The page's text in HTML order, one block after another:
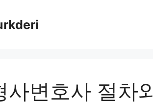
사변호사 절차